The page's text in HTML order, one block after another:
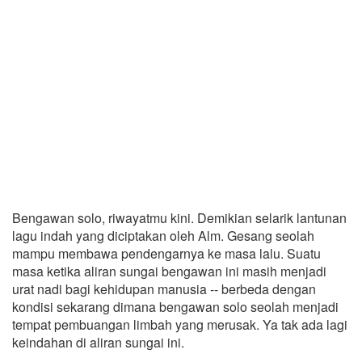
Bengawan solo, riwayatmu kini. Demikian selarik lantunan
lagu indah yang diciptakan oleh Alm. Gesang seolah
mampu membawa pendengarnya ke masa lalu. Suatu
masa ketika aliran sungai bengawan ini masih menjadi
urat nadi bagi kehidupan manusia -- berbeda dengan
kondisi sekarang dimana bengawan solo seolah menjadi
tempat pembuangan limbah yang merusak. Ya tak ada lagi
keindahan di aliran sungai ini.